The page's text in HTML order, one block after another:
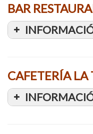
BAR
CAFETERÍA LA